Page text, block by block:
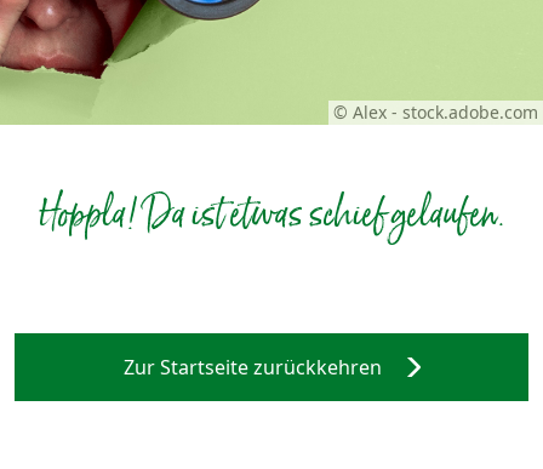
© Alex - stock.adobe.com
Hoppla! Da ist etwas schief gelaufen.
Zur Startseite zurückkehren